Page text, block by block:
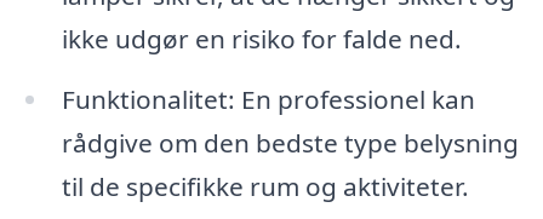
ikke udgør en risiko for falde ned.
Funktionalitet: En professionel kan
rådgive om den bedste type belysning
til de specifikke rum og aktiviteter.